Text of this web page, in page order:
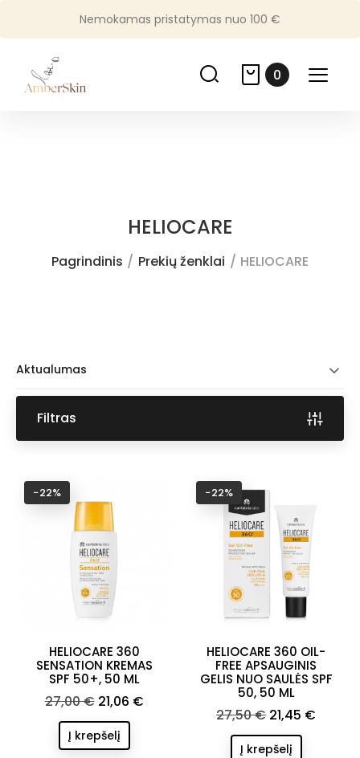
Nemokamas pristatymas nuo 100 €
0
HELIOCARE
Pagrindinis Prekių ženklai HELIOCARE
Aktualumas
Filtras
HELIOCARE 360
SENSATION KREMAS
SPF 50+, 50 ML
Bazinė
kaina
27,00 € Kaina
21,06 €
Į krepšelį
−22%
HELIOCARE 360 OIL-
FREE APSAUGINIS
GELIS NUO SAULĖS SPF
50, 50 ML
Bazinė
kaina
27,50 € Kaina
21,45 €
Į krepšelį
−22%